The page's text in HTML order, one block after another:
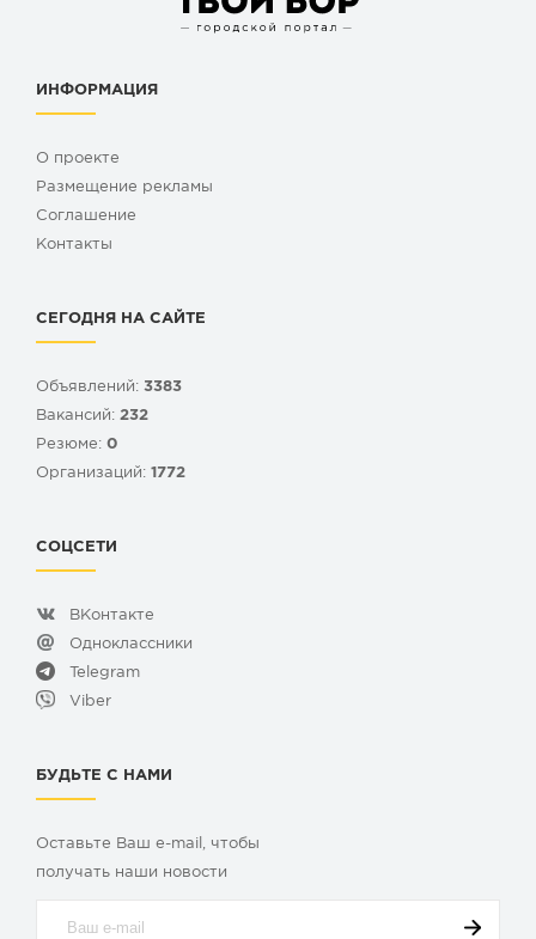
ИНФОРМАЦИЯ
О проекте
Размещение рекламы
Cоглашение
Контакты
СЕГОДНЯ НА САЙТЕ
Объявлений: 3383
Вакансий: 232
Резюме: 0
Организаций: 1772
СОЦСЕТИ
ВКонтакте
Одноклассники
Telegram
Viber
БУДЬТЕ С НАМИ
Оставьте Ваш e-mail, чтобы
получать наши новости